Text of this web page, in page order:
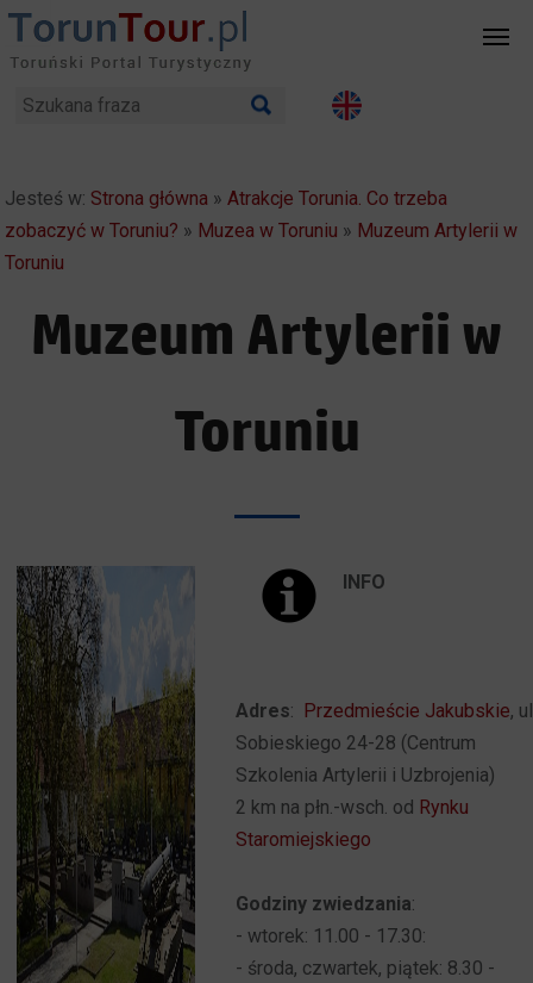
Jesteś w: Strona główna »Atrakcje Torunia. Co trzeba
zobaczyć w Toruniu? » Muzea w Toruniu » Muzeum Artylerii w
Toruniu
Muzeum Artylerii w
Toruniu
INFO
Adres: Przedmieście Jakubskie,
Sobieskiego 24-28 (Centrum
Szkolenia Artylerii i Uzbrojenia)
2 km na płn.-wsch. od Rynku
Staromiejskiego
Godziny zwiedzania:
- wtorek: 11.00 - 17.30:
- środa, czwartek, piątek: 8.30 -